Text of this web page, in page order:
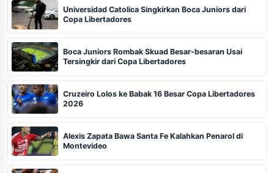
Universidad Catolica Singkirkan Boca Juniors dari
Copa Libertadores
Boca Juniors Rombak Skuad Besar-besaran Usai
Tersingkir dari Copa Libertadores
Cruzeiro Lolos ke Babak 16 Besar Copa Libertadores
2026
Alexis Zapata Bawa Santa Fe Kalahkan Penarol di
Montevideo